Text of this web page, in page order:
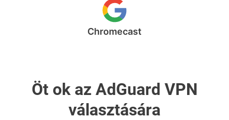
Chromecast
Öt ok az AdGuard VPN
választására